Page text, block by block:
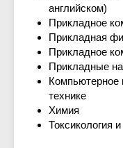
английском)
Прикладное
Прикладная
Прикладное
Прикладные
Компьютерное
технике
Химия
Токсикология